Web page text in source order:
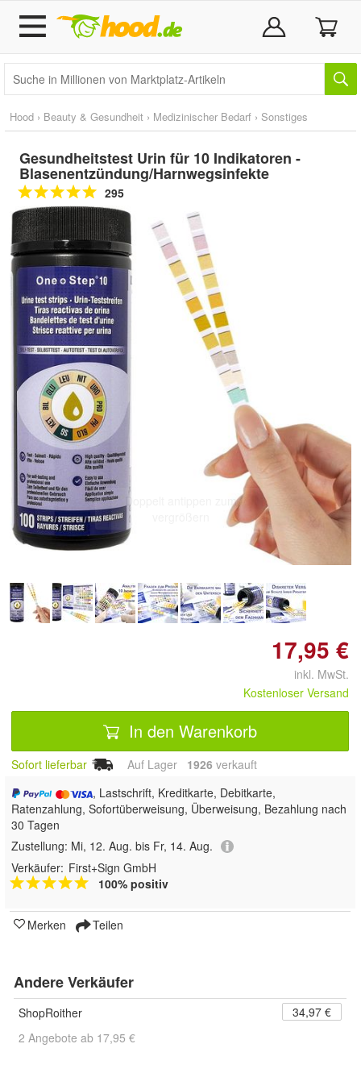
Hood › Beauty & Gesundheit › Medizinischer Bedarf › Sonstiges
Gesundheitstest Urin für 10 Indikatoren -
Blasenentzündung/Harnwegsinfekte
295
Doppelt antippen zum
17,95 €
inkl. MwSt.
Kostenloser Versand
In den Warenkorb
Sofort lieferbar Auf Lager 1926 verkauft
, Lastschrift, Kreditkarte, Debitkarte,
Ratenzahlung, Sofortüberweisung, Überweisung, Bezahlung nach
30 Tagen
Zustellung: Mi, 12. Aug. bis Fr, 14. Aug.
Verkäufer: First+Sign GmbH
100% positiv
Merken Teilen
Andere Verkäufer
ShopRoither
34,97 €
2 Angebote ab 17,95 €